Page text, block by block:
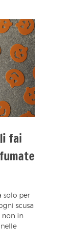
fai
solo per
scusa
non in